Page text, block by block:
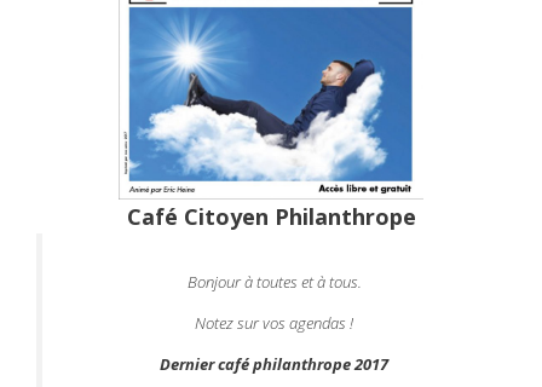
Café Citoyen Philanthrope
Bonjour à toutes et à tous.
Notez sur vos agendas !
Dernier café philanthrope 2017